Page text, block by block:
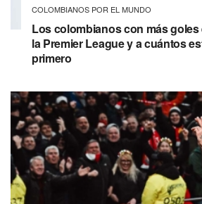
COLOMBIANOS POR EL MUNDO
Los colombianos con más goles
la Premier League y a cuántos
primero